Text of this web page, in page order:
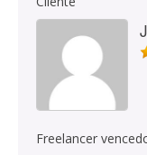
Freelancer